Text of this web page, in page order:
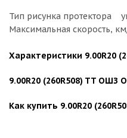
Тип рисунка протектора
Максимальная скорость,
Характеристики 9.00R20
9.00R20 (260R508) TT ОШЗ
Как купить 9.00R20